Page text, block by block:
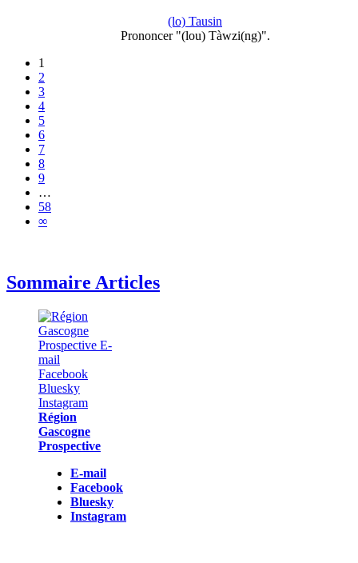
(lo) Tausin
Prononcer "(lou) Tàwzi(ng)".
1
2
3
4
5
6
7
8
9
…
58
∞
Sommaire Articles
Région
Gascogne
Prospective
E-mail
Facebook
Bluesky
Instagram